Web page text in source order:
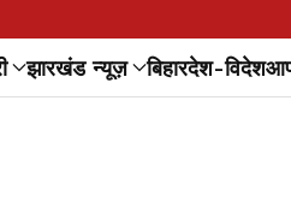
झारखंड न्यूज़ बिहारदेश-विदेश